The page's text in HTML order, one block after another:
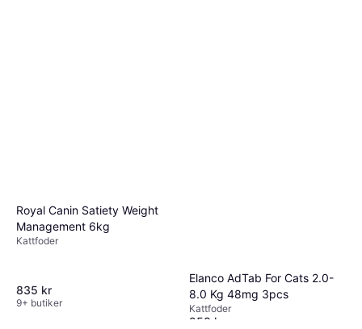
Royal Canin Satiety Weight
Management 6kg
Kattfoder
835 kr
9+ butiker
Elanco AdTab For Cats 2.0-
8.0 Kg 48mg 3pcs
Kattfoder
258 kr